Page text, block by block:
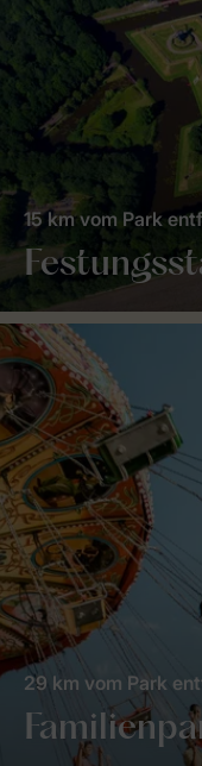
15 km vom Park
29 km vom Park